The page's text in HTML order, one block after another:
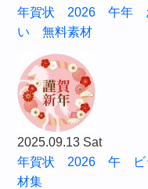
年賀状 2026 午年
い 無料素材
2025.09.13 Sat
年賀状 2026 午 ビ
材集